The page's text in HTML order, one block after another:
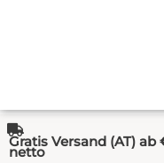
Gratis Versand (AT)
netto